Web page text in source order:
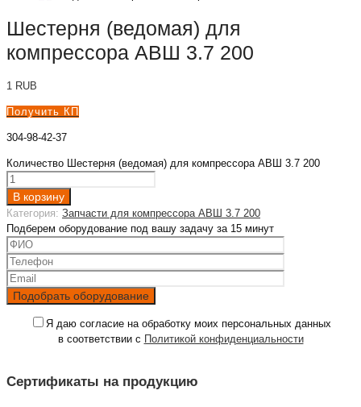
Шестерня (ведомая) для
компрессора АВШ 3.7 200
1 RUB
Получить КП
304-98-42-37
Количество Шестерня (ведомая) для компрессора АВШ 3.7 200
В корзину
Категория: Запчасти для компрессора АВШ 3.7 200
Подберем оборудование под вашу задачу за 15 минут
Я даю согласие на обработку моих персональных данных
в соответствии с Политикой конфиденциальности
Сертификаты на продукцию